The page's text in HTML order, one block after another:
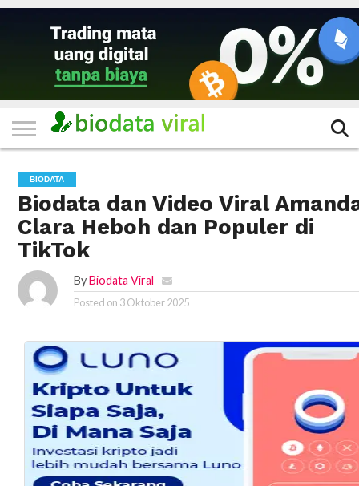
HOME
FILTER
KATEGORI
IKLAN
GRATIS
TERVIRAL
TRADING
KOMUNITAS
BERITA
BISNIS
LAINNYA
BIODATA
Biodata dan Video Viral
Clara Heboh dan Populer di
TikTok
ByBiodata Viral
Posted on 3 Oktober 2025